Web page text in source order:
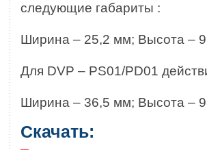
следующие габариты :
Ширина – 25,2 мм; Высота –
Для DVP – PS01/PD01
Ширина – 36,5 мм; Высота –
Скачать: